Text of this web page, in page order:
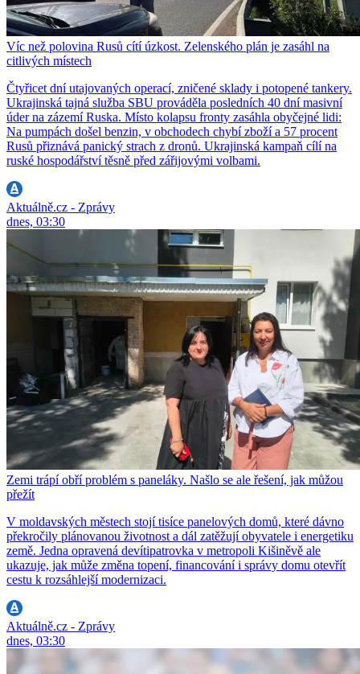
Víc než polovina Rusů cítí úzkost. Zelenského plán je zasáhl na
citlivých místech
Čtyřicet dní utajovaných operací, zničené sklady i potopené tankery.
Ukrajinská tajná služba SBU prováděla posledních 40 dní masivní
úder na zázemí Ruska. Místo kolapsu fronty zasáhla obyčejné lidi:
Na pumpách došel benzin, v obchodech chybí zboží a 57 procent
Rusů přiznává panický strach z dronů. Ukrajinská kampaň cílí na
ruské hospodářství těsně před zářijovými volbami.
Aktuálně.cz - Zprávy
dnes, 03:30
Zemi trápí obří problém s paneláky. Našlo se ale řešení, jak můžou
přežít
V moldavských městech stojí tisíce panelových domů, které dávno
překročily plánovanou životnost a dál zatěžují obyvatele i energetiku
země. Jedna opravená devítipatrovka v metropoli Kišiněvě ale
ukazuje, jak může změna topení, financování i správy domu otevřít
cestu k rozsáhlejší modernizaci.
Aktuálně.cz - Zprávy
dnes, 03:30